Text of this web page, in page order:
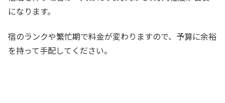
になります。
宿のランクや繁忙期で料金が変わりますので、予算に余裕
を持って手配してください。